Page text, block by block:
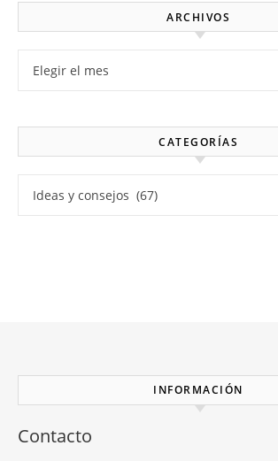
ARCHIVOS
CATEGORÍAS
INFORMACIÓN
Contacto